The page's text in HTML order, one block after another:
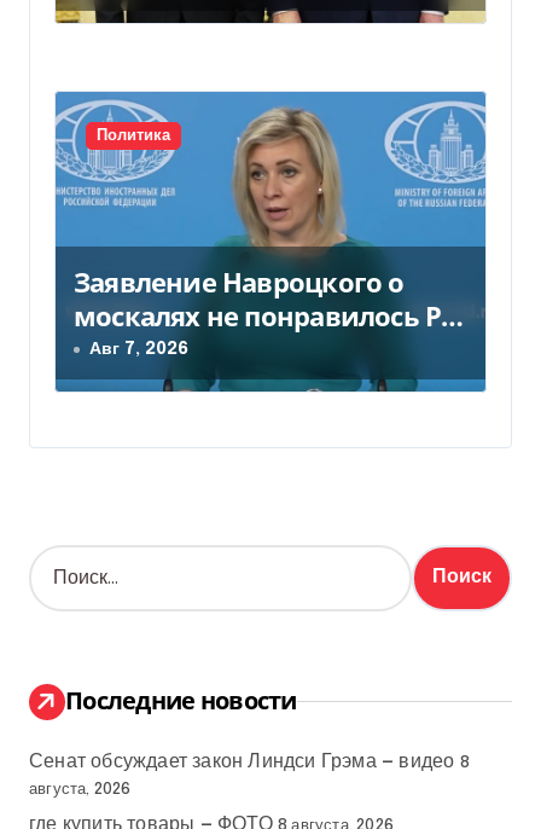
Политика
Заявление Навроцкого о
москалях не понравилось РФ
— видео
Авг 7, 2026
Н
а
:
Последние новости
Сенат обсуждает закон Линдси Грэма — видео 8
августа, 2026
где купить товары — ФОТО 8 августа, 2026